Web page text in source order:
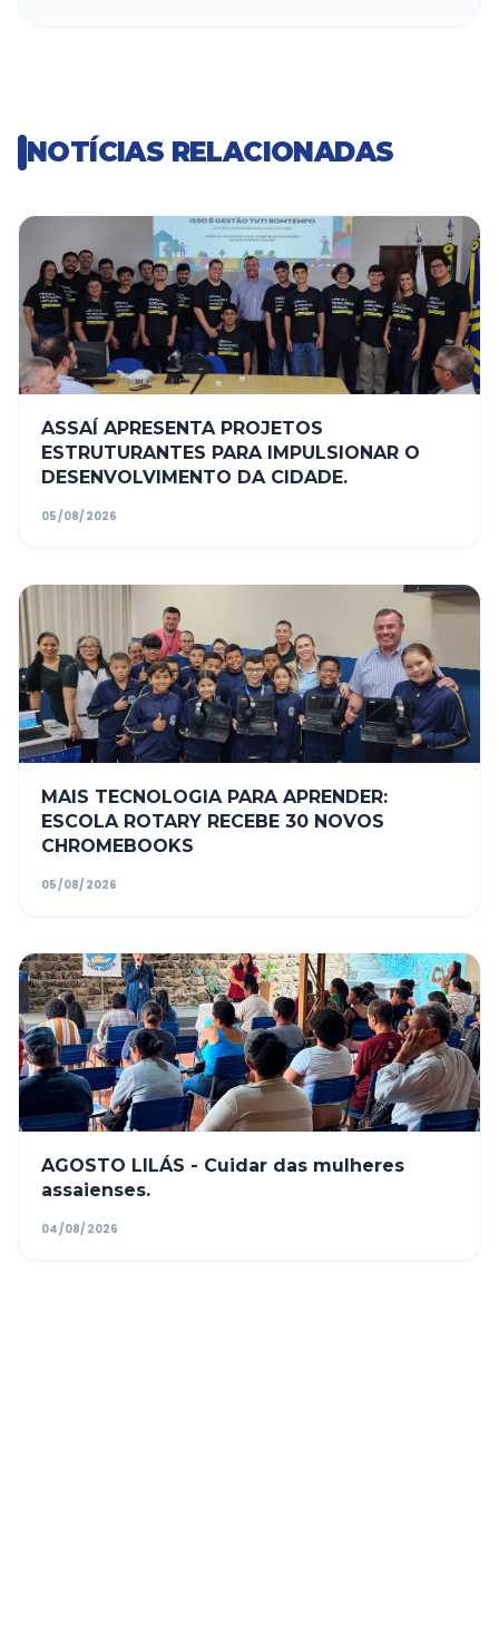
NOTÍCIAS RELACIONADAS
ASSAÍ APRESENTA PROJETOS
ESTRUTURANTES PARA IMPULSIONAR O
DESENVOLVIMENTO DA CIDADE.
05/08/2026
MAIS TECNOLOGIA PARA APRENDER:
ESCOLA ROTARY RECEBE 30 NOVOS
CHROMEBOOKS
05/08/2026
AGOSTO LILÁS - Cuidar das mulheres
assaienses.
04/08/2026